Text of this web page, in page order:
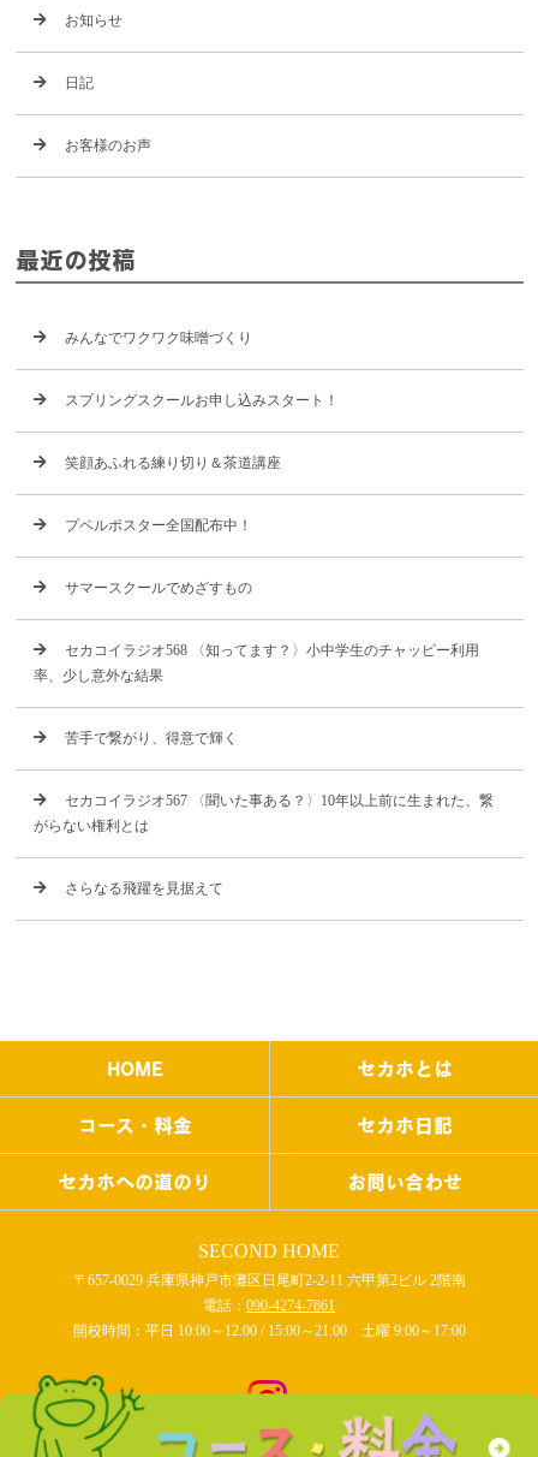
お知らせ
日記
お客様のお声
最近の投稿
みんなでワクワク味噌づくり
スプリングスクールお申し込みスタート！
笑顔あふれる練り切り＆茶道講座
プペルポスター全国配布中！
サマースクールでめざすもの
セカコイラジオ568 〈知ってます？〉小中学生のチャッピー利用
率、少し意外な結果
苦手で繋がり、得意で輝く
セカコイラジオ567 〈聞いた事ある？〉10年以上前に生まれた、繋
がらない権利とは
さらなる飛躍を見据えて
HOME セカホとは
コース・料金 セカホ日記
セカホへの道のり お問い合わせ
SECOND HOME
〒657-0029 兵庫県神戸市灘区日尾町2-2-11 六甲第2ビル 2階南
電話： 090-4274-7861
開校時間：平日 10:00～12:00 / 15:00～21:00 土曜 9:00～17:00